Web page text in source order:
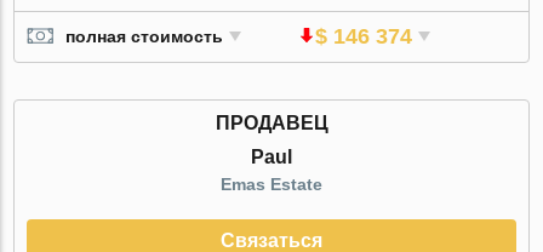
полная стоимость $ 146 374
ПРОДАВЕЦ
Paul
Emas Estate
Связаться